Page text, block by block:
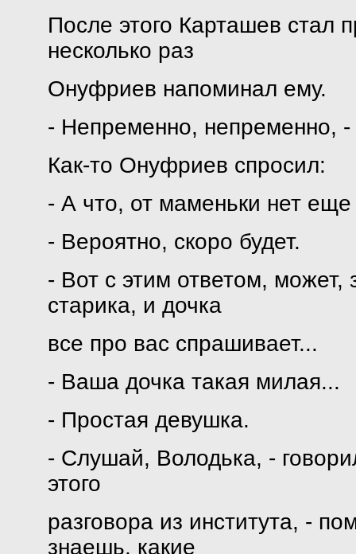
После этого Карташев стал
несколько раз
Онуфриев напоминал ему.
- Непременно, непременно,
Как-то Онуфриев спросил:
- А что, от маменьки нет еще
- Вероятно, скоро будет.
- Вот с этим ответом,
старика, и дочка
все про вас спрашивает...
- Ваша дочка такая милая...
- Простая девушка.
- Слушай, Володька, -
этого
разговора из института, -
знаешь, какие